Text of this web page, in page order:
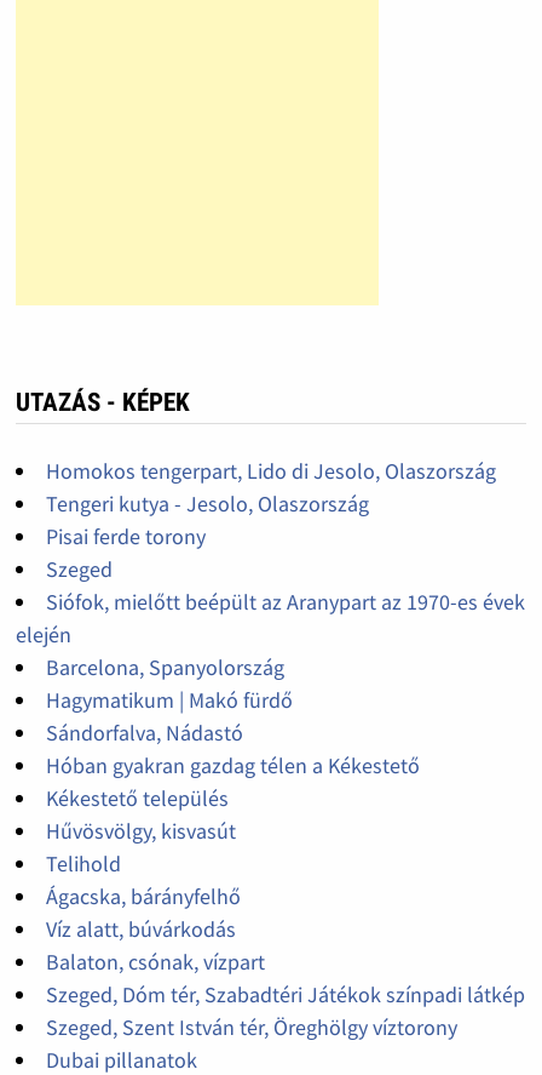
UTAZÁS - KÉPEK
Homokos tengerpart, Lido di Jesolo, Olaszország
Tengeri kutya - Jesolo, Olaszország
Pisai ferde torony
Szeged
Siófok, mielőtt beépült az Aranypart az 1970-es évek
elején
Barcelona, Spanyolország
Hagymatikum | Makó fürdő
Sándorfalva, Nádastó
Hóban gyakran gazdag télen a Kékestető
Kékestető település
Hűvösvölgy, kisvasút
Telihold
Ágacska, bárányfelhő
Víz alatt, búvárkodás
Balaton, csónak, vízpart
Szeged, Dóm tér, Szabadtéri Játékok színpadi látkép
Szeged, Szent István tér, Öreghölgy víztorony
Dubai pillanatok